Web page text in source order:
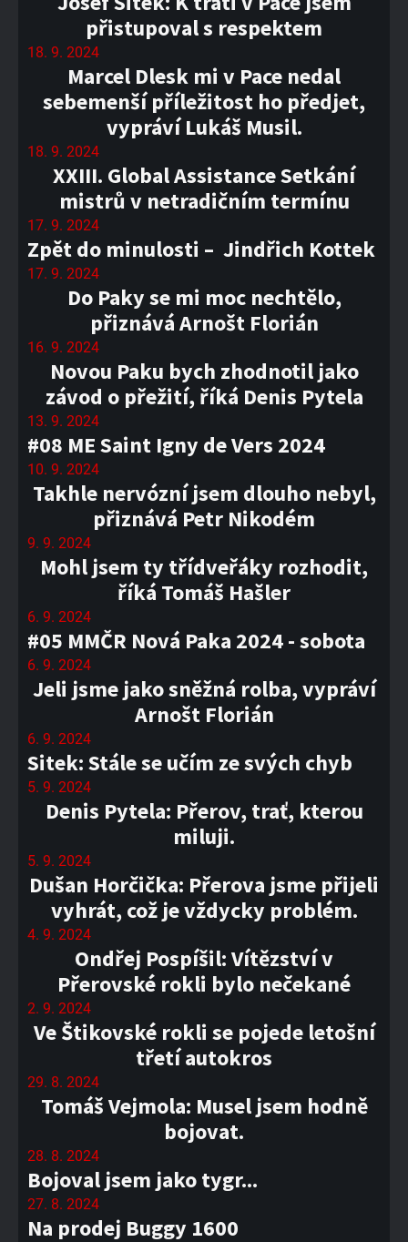
přistupoval s respektem
18. 9. 2024
Marcel Dlesk mi v Pace nedal
sebemenší příležitost ho předjet,
vypráví Lukáš Musil.
18. 9. 2024
XXIII. Global Assistance Setkání
mistrů v netradičním termínu
17. 9. 2024
Zpět do minulosti – Jindřich Kottek
17. 9. 2024
Do Paky se mi moc nechtělo,
přiznává Arnošt Florián
16. 9. 2024
Novou Paku bych zhodnotil jako
závod o přežití, říká Denis Pytela
13. 9. 2024
#08 ME Saint Igny de Vers 2024
10. 9. 2024
Takhle nervózní jsem dlouho nebyl,
přiznává Petr Nikodém
9. 9. 2024
Mohl jsem ty třídveřáky rozhodit,
říká Tomáš Hašler
6. 9. 2024
#05 MMČR Nová Paka 2024 - sobota
6. 9. 2024
Jeli jsme jako sněžná rolba, vypráví
Arnošt Florián
6. 9. 2024
Sitek: Stále se učím ze svých chyb
5. 9. 2024
Denis Pytela: Přerov, trať, kterou
miluji.
5. 9. 2024
Dušan Horčička: Přerova jsme přijeli
vyhrát, což je vždycky problém.
4. 9. 2024
Ondřej Pospíšil: Vítězství v
Přerovské rokli bylo nečekané
2. 9. 2024
Ve Štikovské rokli se pojede letošní
třetí autokros
29. 8. 2024
Tomáš Vejmola: Musel jsem hodně
bojovat.
28. 8. 2024
Bojoval jsem jako tygr...
27. 8. 2024
Na prodej Buggy 1600